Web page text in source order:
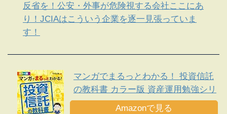
反省を！公安・外事が危険視する会社ここにあ
り！JCIAはこういう企業を逐一見張っていま
す！
マンガでまるっとわかる！ 投資信託
の教科書 カラー版 資産運用勉強シリ
ーズ
Amazonで見る